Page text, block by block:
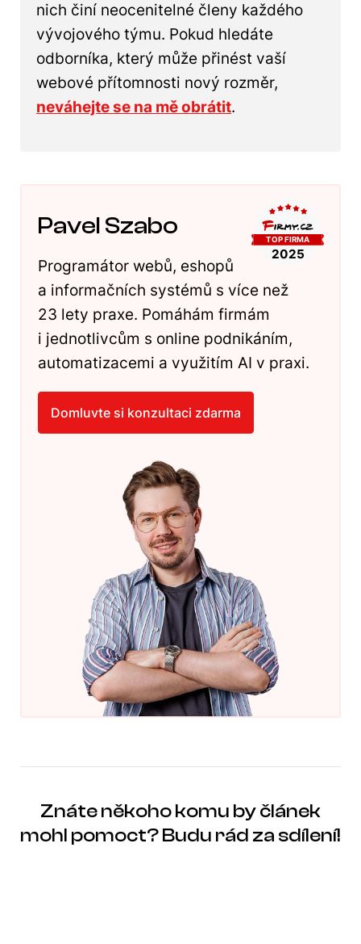
nich činí neocenitelné členy každého
vývojového týmu. Pokud hledáte
odborníka, který může přinést vaší
webové přítomnosti nový rozměr,
neváhejte se na mě obrátit.
Pavel Szabo
Programátor webů, eshopů
a informačních systémů s více než
23 lety praxe. Pomáhám firmám
i jednotlivcům s online podnikáním,
automatizacemi a využitím AI v praxi.
Domluvte si konzultaci zdarma
Znáte někoho komu by článek
mohl pomoct? Budu rád za sdílení!